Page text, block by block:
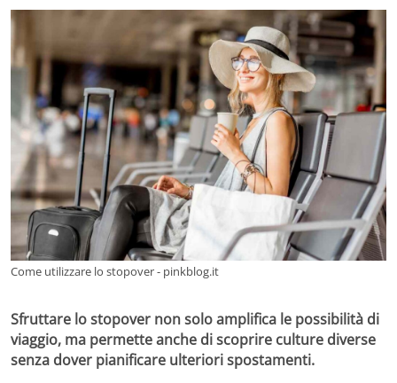
Come utilizzare lo stopover - pinkblog.it
Sfruttare lo stopover non solo amplifica le possibilità di
viaggio, ma permette anche di scoprire culture diverse
senza dover pianificare ulteriori spostamenti.